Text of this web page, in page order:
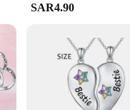
its sparkle and luster even
of jewelry; it's a treasure that
SAR4.90